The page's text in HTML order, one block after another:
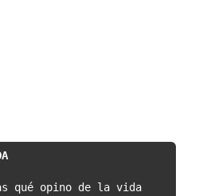
qué opino de la vida